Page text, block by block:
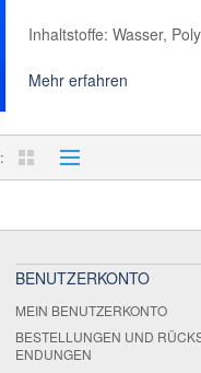
Inhaltstoffe: Wasser,
Mehr erfahren
BENUTZERKONTO
MEIN BENUTZERKONTO
BESTELLUNGEN UND
ENDUNGEN